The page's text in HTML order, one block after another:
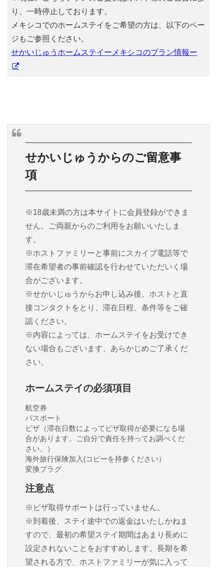
り、一時停止しております。
メキシコでのホームステイをご希望の方は、以下のペー
ジもご参照ください。
せかいじゅうホームステイーメキシコのプラン情報ー
せかいじゅうからのご留意事
項
※18歳未満の方は本サイトに会員登録ができま
せん。ご両親からのご利用をお願いいたしま
す。
※ホストファミリーと事前にスカイプ電話等で
滞在希望者の事前確認を行わせていただいく場
合がございます。
※せかいじゅうからお申し込み後、ホストと直
接コンタクトをとり、滞在日程、条件等をご確
認ください。
※内容によっては、ホームステイをお受けでき
ない場合もございます、あらかじめご了承くだ
さい。
ホームステイの必須項目
航空券
パスポート
ビザ（滞在日数によってビザ取得が必要になる場
合があります。ご自分で責任を持ってお調べくだ
さい。）
海外旅行保険加入(コピーを持参ください）
変換プラグ
注意点
※ビザ取得サポートは行っていません。
※到着後、ステイ途中での返金はいたしかねま
すので、最初の希望ステイ期間はあまり長めに
設定されないことをおすすめします。長期を希
望される方で、ホストファミリーが気に入って